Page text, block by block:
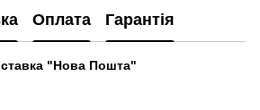
Оплата Гарантія
"Нова Пошта"